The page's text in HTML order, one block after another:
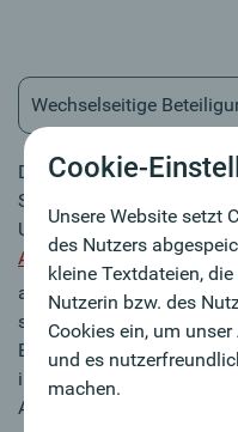
Wechselseitige
Durch wechselseitige
Syndikatsvereinbarungen
Unabhängigkeit der
AG
sowie derBKS Bank
auch Aktionärsstruktur
selbstständigen und
Einflussnahmen
im Interesse der
Aktionär:innen.
Cookie-
Unsere Website setzt
des Nutzers
kleine Textdateien,
Nutzerin bzw. des
Cookies ein, um
und es
machen.